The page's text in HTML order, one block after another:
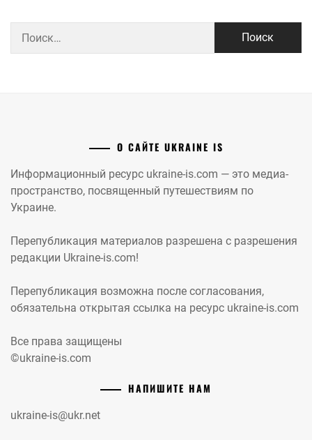
О САЙТЕ UKRAINE IS
Информационный ресурс ukraine-is.com — это медиа-
пространство, посвященный путешествиям по
Украине.
Перепубликация материалов разрешена с разрешения
редакции Ukraine-is.com!
Перепубликация возможна после согласования,
обязательна открытая ссылка на ресурс ukraine-is.com
Все права защищены
©ukraine-is.com
НАПИШИТЕ НАМ
ukraine-is@ukr.net